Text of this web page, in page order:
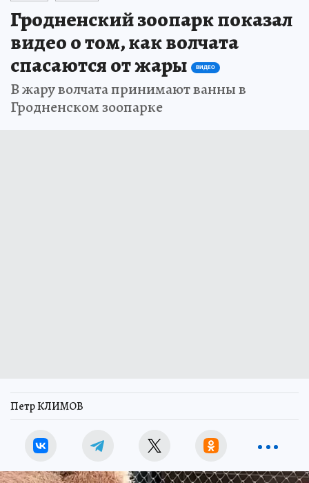
Гродненский зоопарк показал
видео о том, как волчата
спасаются от жары
ВИДЕО
В жару волчата принимают ванны в
Гродненском зоопарке
Петр КЛИМОВ